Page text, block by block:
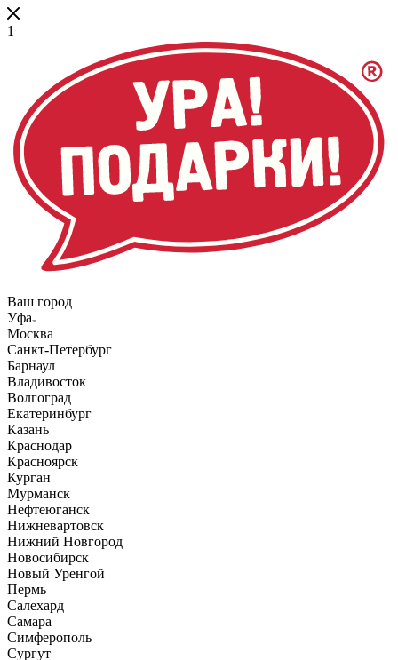
1
Ваш город
Уфа
Москва
Санкт-Петербург
Барнаул
Владивосток
Волгоград
Екатеринбург
Казань
Краснодар
Красноярск
Курган
Мурманск
Нефтеюганск
Нижневартовск
Нижний Новгород
Новосибирск
Новый Уренгой
Пермь
Салехард
Самара
Симферополь
Сургут